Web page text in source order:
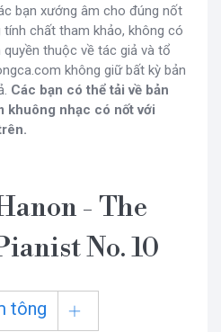
bạn xướng âm cho đúng nốt
chất tham khảo, không có
thuộc về tác giả và tổ
không giữ bất kỳ bản
Các bạn có thể tải về bản
khuông nhạc có nốt với
- The
No. 10
tông